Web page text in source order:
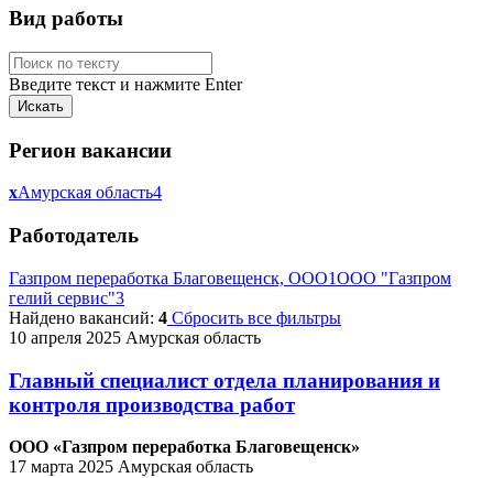
Вид работы
Введите текст и нажмите Enter
Регион вакансии
xАмурская область4
Работодатель
Газпром переработка Благовещенск, ООО1ООО "Газпром
гелий сервис"3
Найдено вакансий: 4 Сбросить все фильтры
10 апреля 2025 Амурская область
Главный специалист отдела планирования и
контроля производства работ
ООО «Газпром переработка Благовещенск»
17 марта 2025 Амурская область